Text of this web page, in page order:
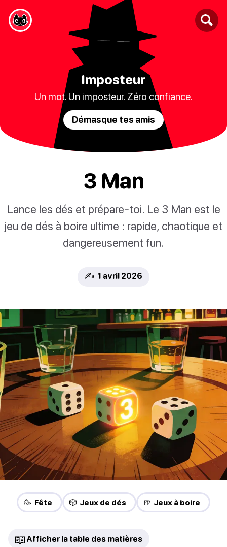
Imposteur
Un mot. Un imposteur. Zéro confiance.
Démasque tes amis
3 Man
Lance les dés et prépare-toi. Le 3 Man est le
jeu de dés à boire ultime : rapide, chaotique et
dangereusement fun.
✍️ 1 avril 2026
🥳 Fête 🎲 Jeux de dés 🍺 Jeux à boire
📖 Afficher la table des matières